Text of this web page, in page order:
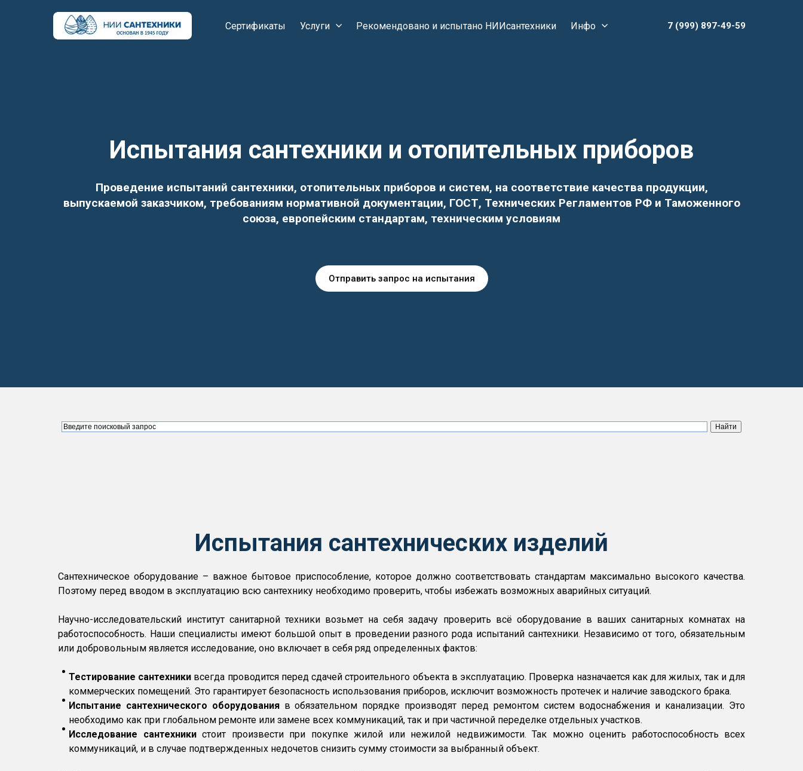
Сертификаты Услуги Рекомендовано и испытано НИИсантехники Инфо 7 (999) 897-49-59
Испытания сантехники и отопительных приборов
Проведение испытаний сантехники, отопительных приборов и систем, на соответствие качества продукции,
выпускаемой заказчиком, требованиям нормативной документации, ГОСТ, Технических Регламентов РФ и Таможенного
союза, европейским стандартам, техническим условиям
Отправить запрос на испытания
Испытания сантехнических изделий
Сантехническое оборудование – важное бытовое приспособление, которое должно соответствовать стандартам максимально высокого качества.
Поэтому перед вводом в эксплуатацию всю сантехнику необходимо проверить, чтобы избежать возможных аварийных ситуаций.
Научно-исследовательский институт санитарной техники возьмет на себя задачу проверить всё оборудование в ваших санитарных комнатах на
работоспособность. Наши специалисты имеют большой опыт в проведении разного рода испытаний сантехники. Независимо от того, обязательным
или добровольным является исследование, оно включает в себя ряд определенных фактов:
Тестирование сантехники всегда проводится перед сдачей строительного объекта в эксплуатацию. Проверка назначается как для жилых, так и для
коммерческих помещений. Это гарантирует безопасность использования приборов, исключит возможность протечек и наличие заводского брака.
Испытание сантехнического оборудованияв обязательном порядке производят перед ремонтом систем водоснабжения и канализации. Это
необходимо как при глобальном ремонте или замене всех коммуникаций, так и при частичной переделке отдельных участков.
Исследование сантехникистоит произвести при покупке жилой или нежилой недвижимости. Так можно оценить работоспособность всех
коммуникаций, и в случае подтвержденных недочетов снизить сумму стоимости за выбранный объект.